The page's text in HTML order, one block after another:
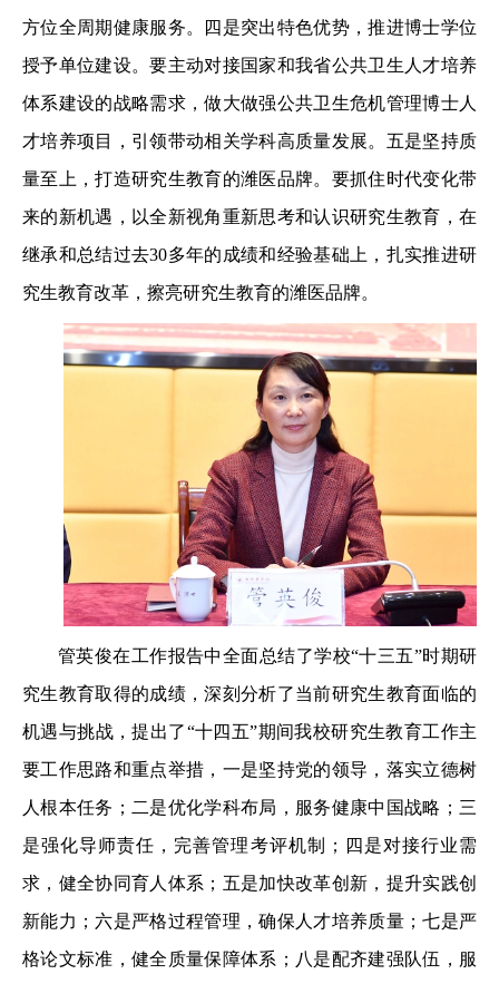
方位全周期健康服务。四是突出特色优势，推进博士学位
授予单位建设。要主动对接国家和我省公共卫生人才培养
体系建设的战略需求，做大做强公共卫生危机管理博士人
才培养项目，引领带动相关学科高质量发展。五是坚持质
量至上，打造研究生教育的潍医品牌。要抓住时代变化带
来的新机遇，以全新视角重新思考和认识研究生教育，在
继承和总结过去30多年的成绩和经验基础上，扎实推进研
究生教育改革，擦亮研究生教育的潍医品牌。
管英俊在工作报告中全面总结了学校“十三五”时期研
究生教育取得的成绩，深刻分析了当前研究生教育面临的
机遇与挑战，提出了“十四五”期间我校研究生教育工作主
要工作思路和重点举措，一是坚持党的领导，落实立德树
人根本任务；二是优化学科布局，服务健康中国战略；三
是强化导师责任，完善管理考评机制；四是对接行业需
求，健全协同育人体系；五是加快改革创新，提升实践创
新能力；六是严格过程管理，确保人才培养质量；七是严
格论文标准，健全质量保障体系；八是配齐建强队伍，服